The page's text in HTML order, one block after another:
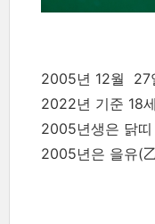
2005년 12월 27
2022년 기준 18세
2005년생은 닭띠
2005년은 을유(